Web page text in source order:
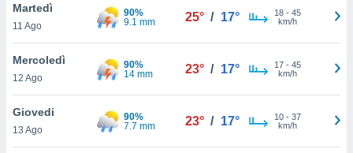
un
la
nella
Martedì
11 Ago
90%
9.1 mm
25° / 17° 18- 45
km/h
Mercoledì
12 Ago
90%
14 mm
23° / 17° 17- 45
km/h
Giovedi
13 Ago
90%
7.7 mm
23° / 17° 10- 37
km/h